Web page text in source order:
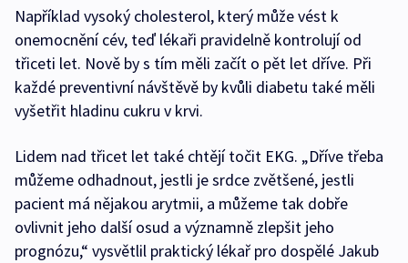
Například vysoký cholesterol, který může vést k
onemocnění cév, teď lékaři pravidelně kontrolují od
třiceti let. Nově by s tím měli začít o pět let dříve. Při
každé preventivní návštěvě by kvůli diabetu také měli
vyšetřit hladinu cukru v krvi.
Lidem nad třicet let také chtějí točit EKG. „Dříve třeba
můžeme odhadnout, jestli je srdce zvětšené, jestli
pacient má nějakou arytmii, a můžeme tak dobře
ovlivnit jeho další osud a významně zlepšit jeho
prognózu,“ vysvětlil praktický lékař pro dospělé Jakub